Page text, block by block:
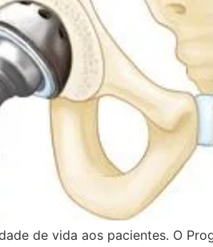
de vida aos pacientes. O